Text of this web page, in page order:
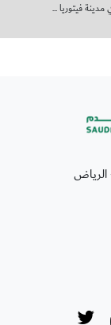
فيتوريا ...
الرياض